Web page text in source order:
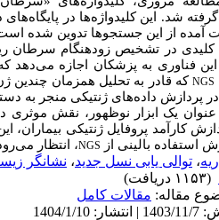
شد. این کلیدواژه‌ها در پایگاه‌های
آمده از این جستجوها تدوین شده
در تشخیص زودهنگام سرطان ریه
فناوری به پزشکان اجازه می‌دهد
NGS که قادر به تحلیل همزمان چندین
در پردازش داده‌های ژنتیکی منجر به
عنوان یک ابزار نوظهور، نقش
کارآمد پروفایل ژنتیکی
استفاده بالینی از
NGS، انتظار
، توالی یابی نسل جدید، نشانگر
(۱۱۵۳ دریافت)
مقاله: مقالات کامل